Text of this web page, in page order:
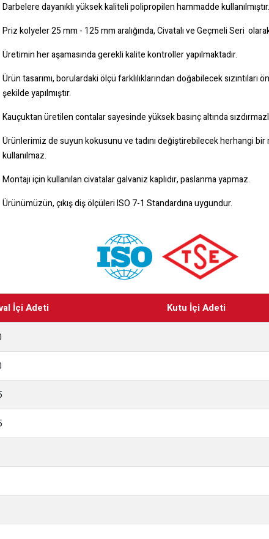
Darbelere dayanıklı yüksek kaliteli polipropilen hammadde kullanılmıştır.
Priz kolyeler 25 mm - 125 mm aralığında, Civatalı ve Geçmeli Seri
Üretimin her aşamasında gerekli kalite kontroller yapılmaktadır.
Ürün tasarımı, borulardaki ölçü farklılıklarından doğabilecek sızıntıları
şekilde yapılmıştır.
Kauçuktan üretilen contalar sayesinde yüksek basınç altında
Ürünlerimiz de suyun kokusunu ve tadını değiştirebilecek herhangi bir
kullanılmaz.
Montajı için kullanılan civatalar galvaniz kaplıdır, paslanma yapmaz.
Ürünümüzün, çıkış diş ölçüleri ISO 7-1 Standardına uygundur.
İçi Adeti Kutu İçi Adeti